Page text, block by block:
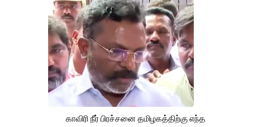
காவிரி நீர் பிரச்சனை தமிழகத்திற்கு எந்த